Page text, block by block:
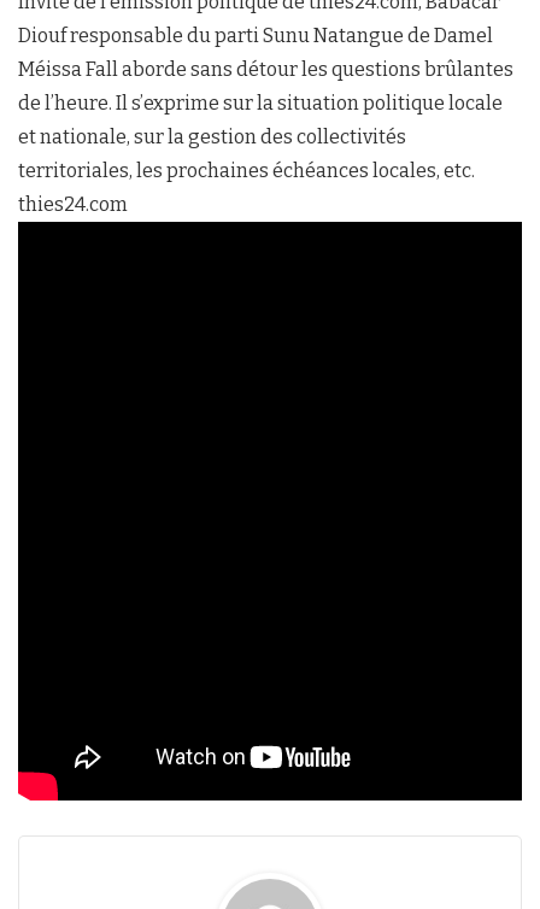
Diouf responsable du parti Sunu Natangue de Damel
Méissa Fall aborde sans détour les questions brûlantes
de l’heure. Il s’exprime sur la situation politique locale
et nationale, sur la gestion des collectivités
territoriales, les prochaines échéances locales, etc.
thies24.com